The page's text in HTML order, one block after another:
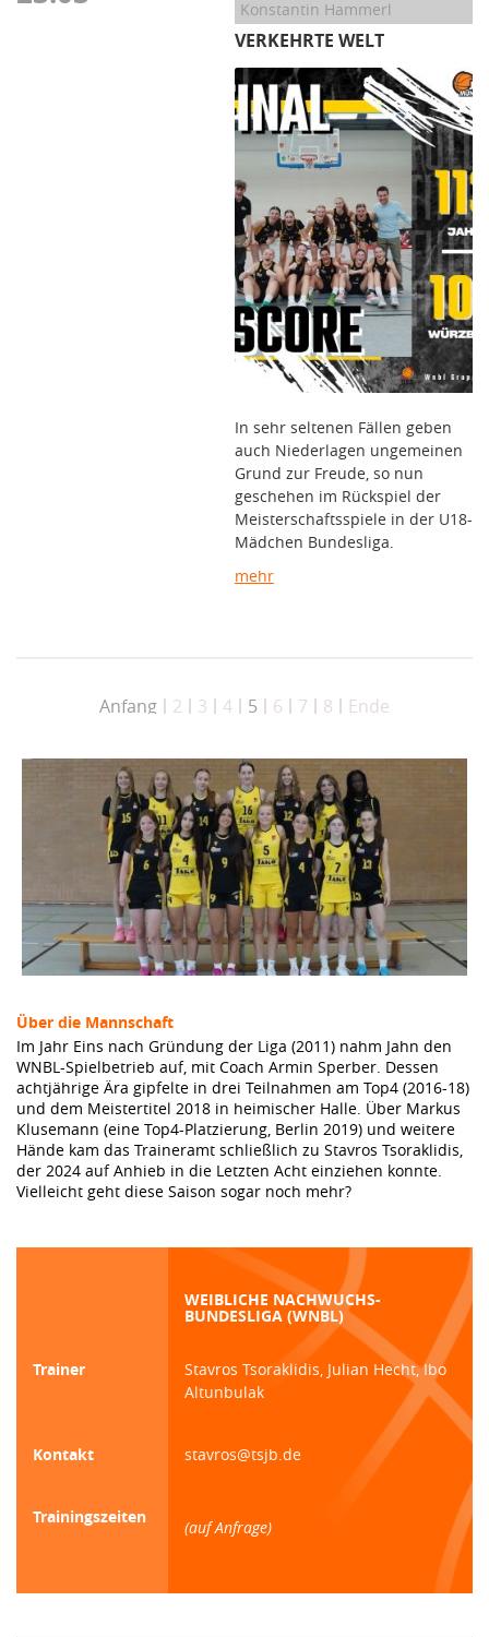
Konstantin Hammerl
VERKEHRTE WELT
In sehr seltenen Fällen geben
auch Niederlagen ungemeinen
Grund zur Freude, so nun
geschehen im Rückspiel der
Meisterschaftsspiele in der U18-
Mädchen Bundesliga.
mehr
Anfang 2 3 4 5 6 7 8 Ende
Über die Mannschaft
Im Jahr Eins nach Gründung der Liga (2011) nahm Jahn den
WNBL-Spielbetrieb auf, mit Coach Armin Sperber. Dessen
achtjährige Ära gipfelte in drei Teilnahmen am Top4 (2016-18)
und dem Meistertitel 2018 in heimischer Halle. Über Markus
Klusemann (eine Top4-Platzierung, Berlin 2019) und weitere
Hände kam das Traineramt schließlich zu Stavros Tsoraklidis,
der 2024 auf Anhieb in die Letzten Acht einziehen konnte.
Vielleicht geht diese Saison sogar noch mehr?
WEIBLICHE NACHWUCHS-
BUNDESLIGA (WNBL)
Trainer
Stavros Tsoraklidis, Julian Hecht, Ibo
Altunbulak
Kontakt stavros@tsjb.de
Trainingszeiten
(auf Anfrage)